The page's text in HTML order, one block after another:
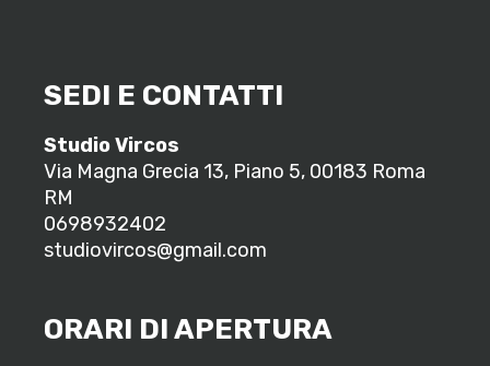
SEDI E CONTATTI
Studio Vircos
Via Magna Grecia 13, Piano 5, 00183 Roma
RM
0698932402
studiovircos@gmail.com
ORARI DI APERTURA